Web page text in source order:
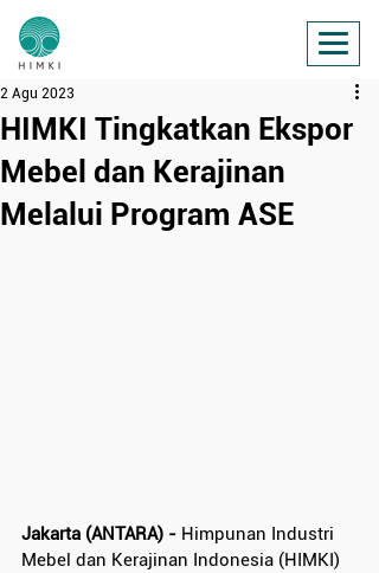
HIMKI Tingkatkan Ekspor
Mebel dan Kerajinan
Melalui Program ASE
2 Agu 2023
Jakarta (ANTARA) - Himpunan Industri
Mebel dan Kerajinan Indonesia (HIMKI)